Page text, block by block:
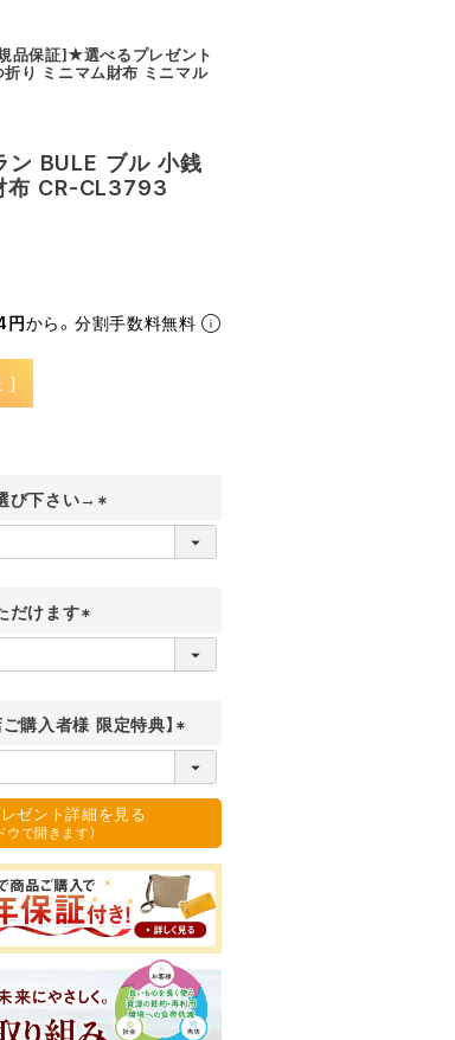
品保証]★選べるプレゼント
折り ミニマム財布 ミニマル
ン BULE ブル 小銭
布 CR-CL3793
円から。分割手数料無料
]
び下さい→
(
必
だけます
(
必
)
購入者様 限定特典】
(
必
ゼント詳細を見る
ウで開きます）